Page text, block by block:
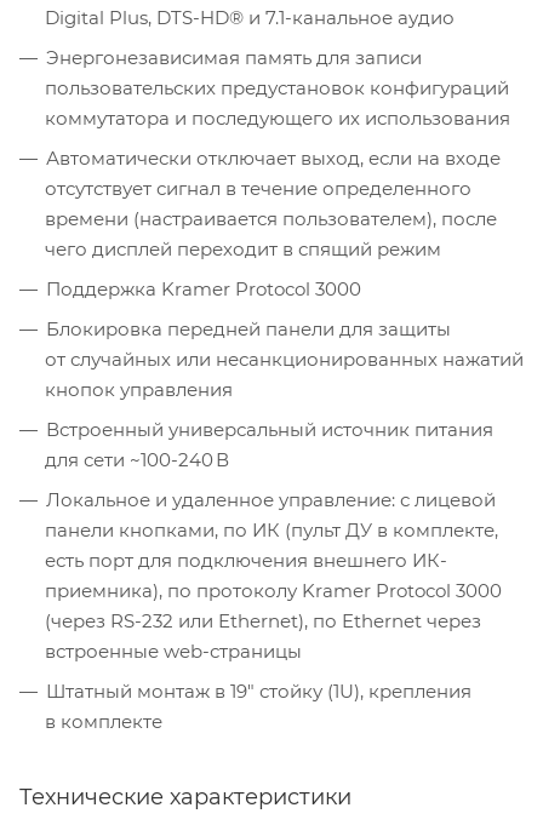
Digital Plus, DTS-HD® и 7.1-канальное аудио
Энергонезависимая память для записи
пользовательских предустановок конфигураций
коммутатора и последующего их использования
Автоматически отключает выход, если на входе
отсутствует сигнал в течение определенного
времени (настраивается пользователем), после
чего дисплей переходит в спящий режим
Поддержка Kramer Protocol 3000
Блокировка передней панели для защиты
от случайных или несанкционированных нажатий
кнопок управления
Встроенный универсальный источник питания
для сети ~100-240 В
Локальное и удаленное управление: с лицевой
панели кнопками, по ИК (пульт ДУ в комплекте,
есть порт для подключения внешнего ИК-
приемника), по протоколу Kramer Protocol 3000
(через RS-232 или Ethernet), по Ethernet через
встроенные web-страницы
Штатный монтаж в 19″ стойку (1U), крепления
в комплекте
Технические характеристики